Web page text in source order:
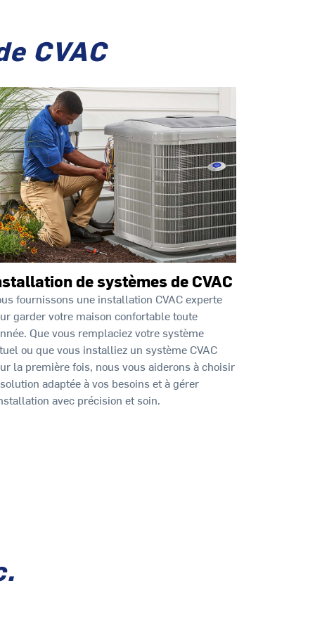
CVAC
de systèmes de CVAC
fournissons une installation CVAC experte
garder votre maison confortable toute
Que vous remplaciez votre système
ou que vous installiez un système CVAC
la première fois, nous vous aiderons à choisir
adaptée à vos besoins et à gérer
avec précision et soin.